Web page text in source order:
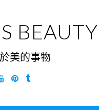
BEAUTY
美的事物
YouTubePinterest
Tumblr